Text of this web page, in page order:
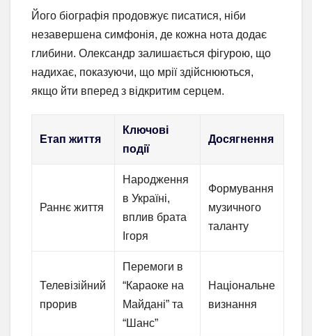
Його біографія продовжує писатися, ніби
незавершена симфонія, де кожна нота додає
глибини. Олександр залишається фігурою, що
надихає, показуючи, що мрії здійснюються,
якщо йти вперед з відкритим серцем.
Етап життя
Ключові
події
Досягнення
Раннє життя
Народження
в Україні,
вплив брата
Ігоря
Формування
музичного
таланту
Телевізійний
прорив
Перемоги в
“Караоке на
Майдані” та
“Шанс”
Національне
визнання